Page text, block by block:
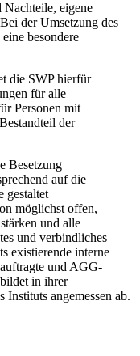
Nachteile, eigene
der Umsetzung des
besondere
die SWP hierfür
für alle
Personen mit
der
Besetzung
auf die
gestaltet
möglichst offen,
und alle
und verbindliches
existierende interne
und AGG-
in ihrer
angemessen ab.